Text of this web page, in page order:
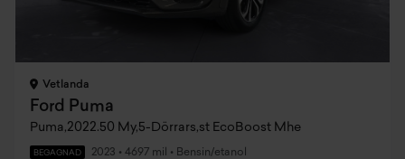
Vetlanda
Ford Puma
Puma,2022.50 My,5-Dörrars,st EcoBoost Mhe
BEGAGNAD 2023 • 4697 mil • Bensin/etanol